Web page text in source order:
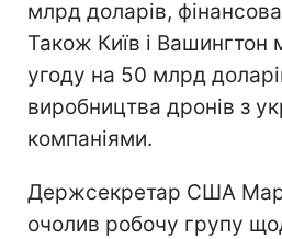
млрд доларів,
Також Київ і Вашингтон
угоду на 50 млрд
виробництва дронів з
компаніями.
Держсекретар США
очолив робочу групу